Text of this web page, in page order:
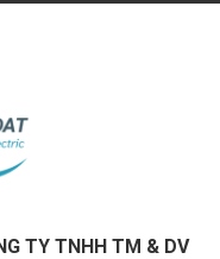
TY TNHH TM & DV